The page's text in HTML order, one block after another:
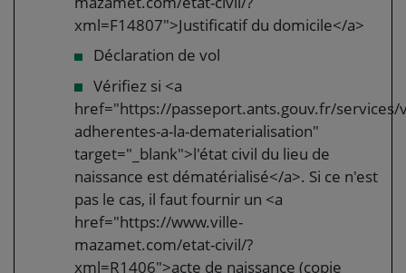
xml=F14807">Justificatif du domicile</a>
Déclaration de vol
Vérifiez si <a
href="https://passeport.ants.gouv.fr/services/
adherentes-a-la-dematerialisation"
target="_blank">l'état civil du lieu de
naissance est dématérialisé</a>. Si ce n'est
pas le cas, il faut fournir un <a
href="https://www.ville-
mazamet.com/etat-civil/?
xml=R1406">acte de naissance (copie